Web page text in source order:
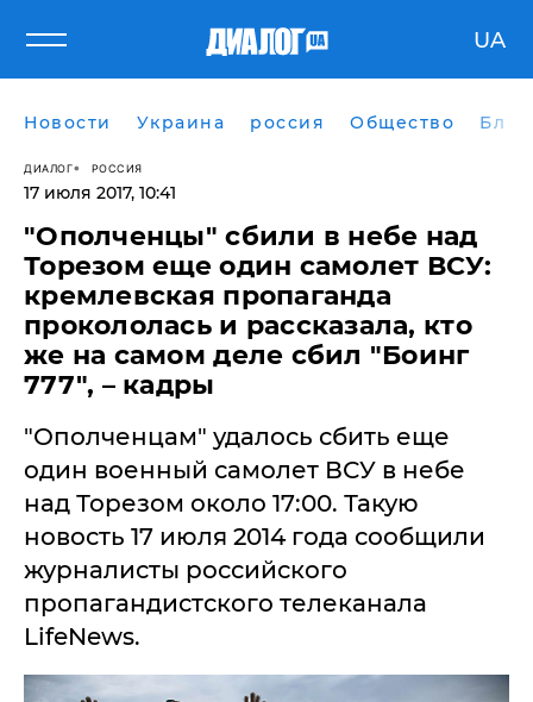
UA
Новости Украина россия Общество
ДИАЛОГ РОССИЯ
17 июля 2017, 10:41
​"Ополченцы" сбили в небе над
Торезом еще один самолет ВСУ:
кремлевская пропаганда
прокололась и рассказала, кто
же на самом деле сбил "Боинг
777", – кадры
"Ополченцам" удалось сбить еще
один военный самолет ВСУ в небе
над Торезом около 17:00. Такую
новость 17 июля 2014 года сообщили
журналисты российского
пропагандистского телеканала
LifeNews.